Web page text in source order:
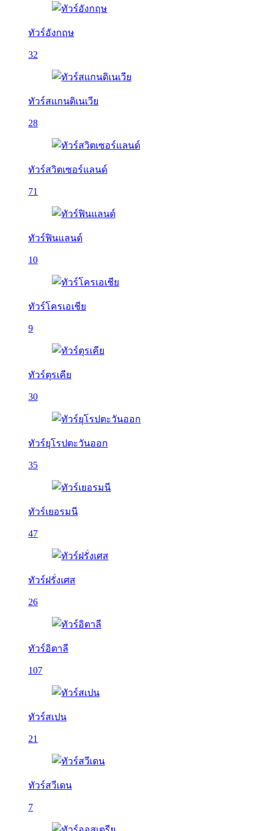
ทัวร์อังกฤษ
32
ทัวร์สแกนดิเนเวีย
28
ทัวร์สวิตเซอร์แลนด์
71
ทัวร์ฟินแลนด์
10
ทัวร์โครเอเชีย
9
ทัวร์ตุรเคีย
30
ทัวร์ยุโรปตะวันออก
35
ทัวร์เยอรมนี
47
ทัวร์ฝรั่งเศส
26
ทัวร์อิตาลี
107
ทัวร์สเปน
21
ทัวร์สวีเดน
7